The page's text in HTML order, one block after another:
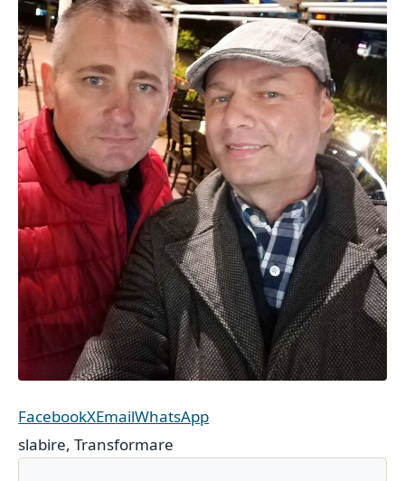
FacebookXEmailWhatsApp
slabire,Transformare